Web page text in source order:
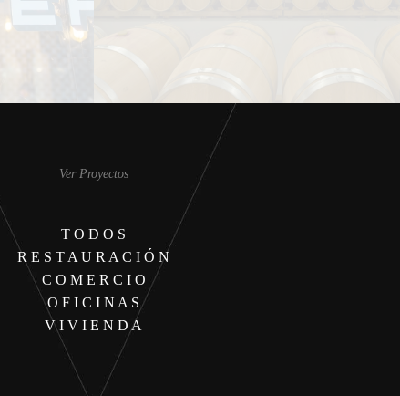
Ver Proyectos
T O D O S
R E S T A U R A C I Ó N
C O M E R C I O
O F I C I N A S
V I V I E N D A